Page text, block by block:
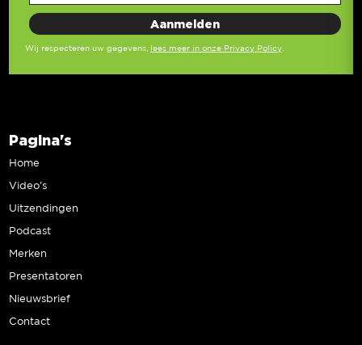
Wij respecteren uw gegevens, lees meer in onze Privacy Policy
Pagina's
Home
Video’s
Uitzendingen
Podcast
Merken
Presentatoren
Nieuwsbrief
Contact